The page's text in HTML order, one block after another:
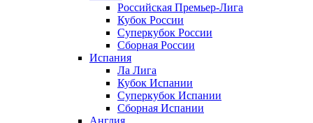
Российская Премьер-Лига
Кубок России
Суперкубок России
Сборная России
Испания
Ла Лига
Кубок Испании
Суперкубок Испании
Сборная Испании
Англия